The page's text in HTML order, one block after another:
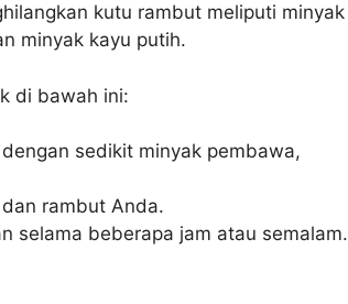
kutu rambut meliputi minyak
minyak kayu putih.
di bawah ini:
sedikit minyak pembawa,
rambut Anda.
selama beberapa jam atau semalam.